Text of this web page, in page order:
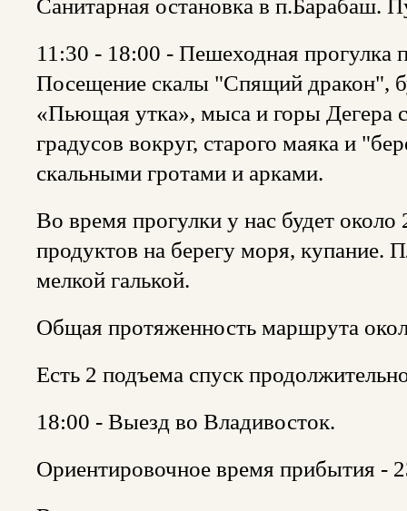
Санитарная остановка в п.Барабаш.
11:30 - 18:00 - Пешеходная прогулка
Посещение скалы "Спящий дракон",
«Пьющая утка», мыса и горы Дегера
градусов вокруг, старого маяка и
скальными гротами и арками.
Во время прогулки у нас будет
продуктов на берегу моря, купание.
мелкой галькой.
Общая протяженность маршрута
Есть 2 подъема спуск
18:00 - Выезд во Владивосток.
Ориентировочное время прибытия -